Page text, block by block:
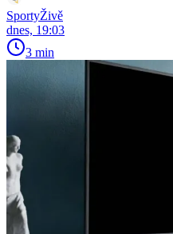
SportyŽivě
dnes, 19:03
3 min